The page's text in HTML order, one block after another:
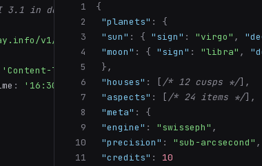
3.1 in dev
v1/chart'
{
'Content-Type' : 'application/json'
: '16:30:00' , timezoneOffset: 3, latitude:
1
{
2
"planets" :
{
3
"sun" : { "sign" : "virgo" ,
4
"moon" : { "sign" : "libra" ,
5
},
6
"houses" : [ /* 12 cusps */],
7
"aspects" : [ /* 24 items */],
8
"meta" :
{
9
"engine" : "swisseph" ,
10
"precision" : "sub-arcsecond" ,
11
"credits" :
10